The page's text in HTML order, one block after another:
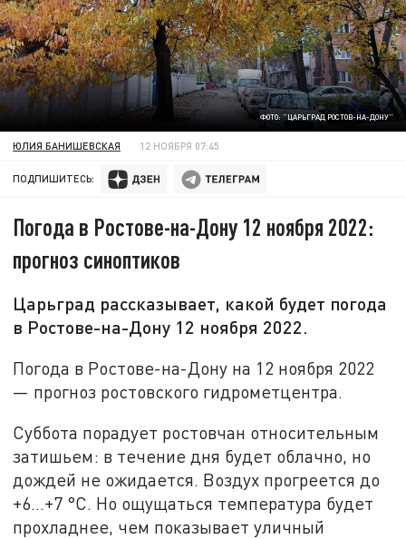
ФОТО: "ЦАРЬГРАД РОСТОВ-НА-ДОНУ"
ЮЛИЯ БАНИШЕВСКАЯ 12 НОЯБРЯ 07:45
ПОДПИШИТЕСЬ:
Погода в Ростове-на-Дону 12 ноября 2022:
прогноз синоптиков
Царьград рассказывает, какой будет погода
в Ростове-на-Дону 12 ноября 2022.
Погода в Ростове-на-Дону на 12 ноября 2022
— прогноз ростовского гидрометцентра.
Суббота порадует ростовчан относительным
затишьем: в течение дня будет облачно, но
дождей не ожидается. Воздух прогреется до
+6...+7 °C. Но ощущаться температура будет
прохладнее, чем показывает уличный